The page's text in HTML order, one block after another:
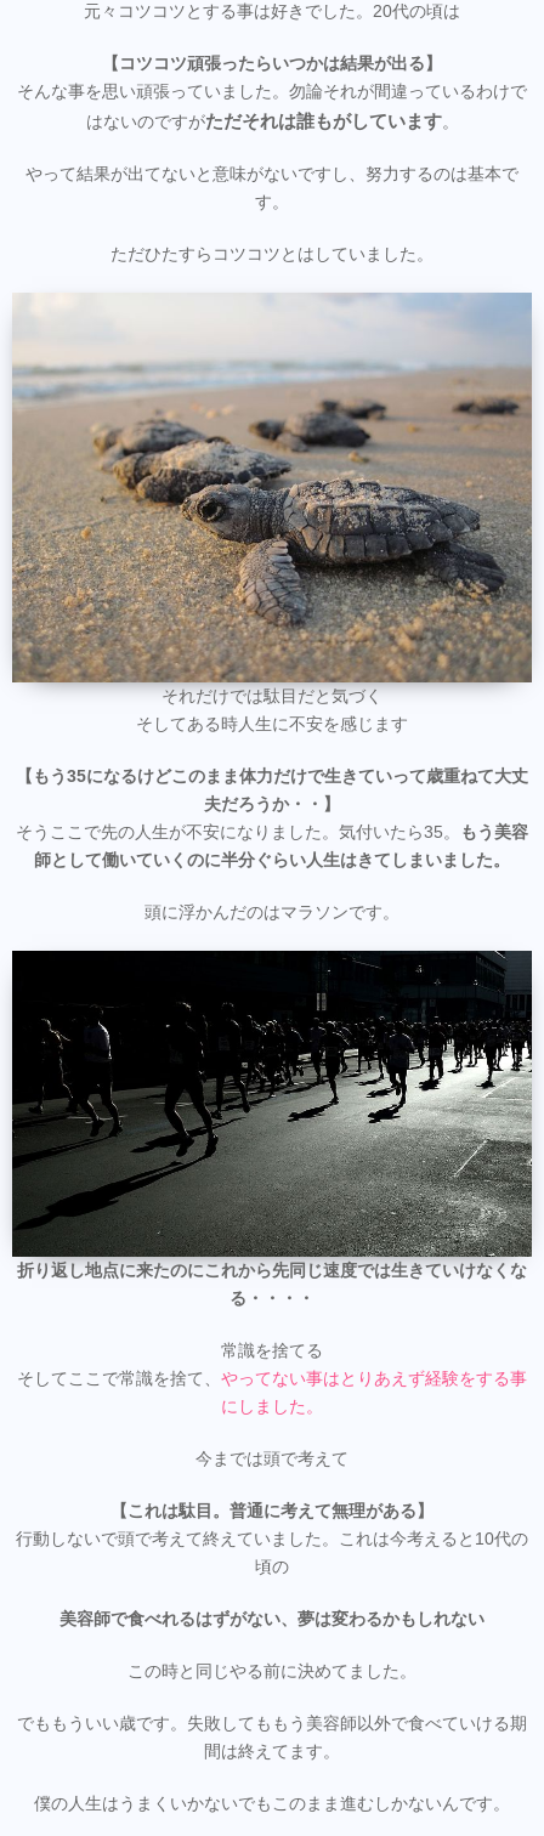
元々コツコツとする事は好きでした。20代の頃は
【コツコツ頑張ったらいつかは結果が出る】
そんな事を思い頑張っていました。勿論それが間違っているわけで
はないのですがただそれは誰もがしています。
やって結果が出てないと意味がないですし、努力するのは基本で
す。
ただひたすらコツコツとはしていました。
それだけでは駄目だと気づく
そしてある時人生に不安を感じます
【もう35になるけどこのまま体力だけで生きていって歳重ねて大丈
夫だろうか・・】
そうここで先の人生が不安になりました。気付いたら35。
もう美容
師として働いていくのに半分ぐらい人生はきてしまいました。
頭に浮かんだのはマラソンです。
折り返し地点に来たのにこれから先同じ速度では生きていけなくな
る・・・・
常識を捨てる
そしてここで常識を捨て、 やってない事はとりあえず経験をする事
にしました。
今までは頭で考えて
【これは駄目。普通に考えて無理がある】
行動しないで頭で考えて終えていました。これは今考えると10代の
頃の
美容師で食べれるはずがない、夢は変わるかもしれない
この時と同じやる前に決めてました。
でももういい歳です。失敗してももう美容師以外で食べていける期
間は終えてます。
僕の人生はうまくいかないでもこのまま進むしかないんです。